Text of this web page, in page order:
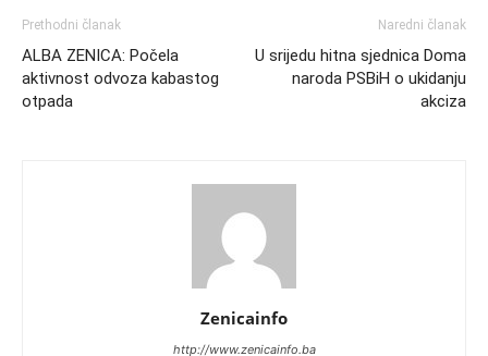
Prethodni članak
ALBA ZENICA: Počela
aktivnost odvoza kabastog
otpada
Naredni članak
U srijedu hitna sjednica Doma
naroda PSBiH o ukidanju
akciza
Zenicainfo
http://www.zenicainfo.ba